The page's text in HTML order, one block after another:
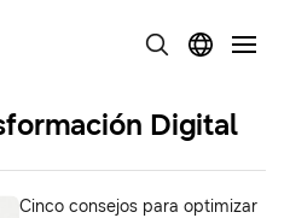
Digital
Cinco consejos para optimizar